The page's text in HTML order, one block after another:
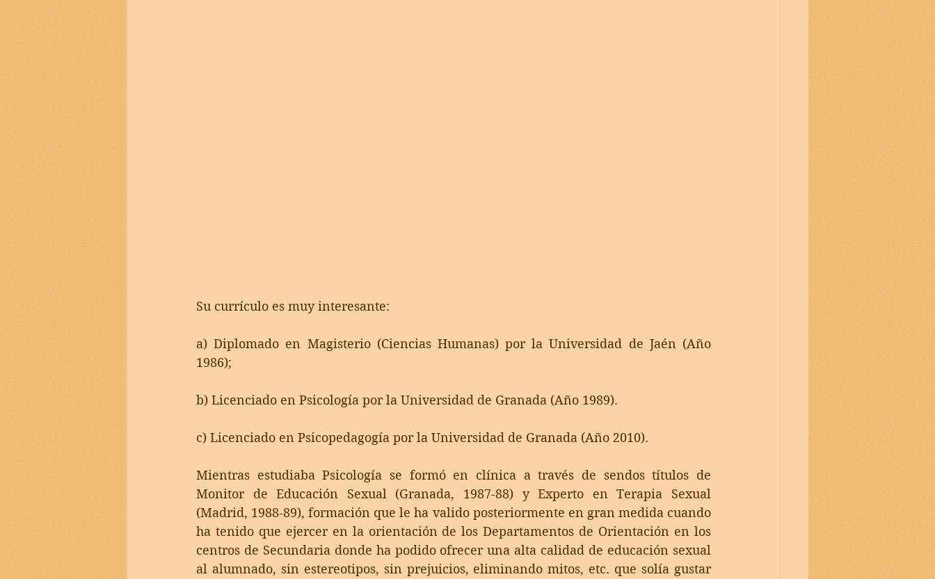
Su currículo es muy interesante:
a) Diplomado en Magisterio (Ciencias Humanas) por la Universidad de Jaén (Año
1986);
b) Licenciado en Psicología por la Universidad de Granada (Año 1989).
c) Licenciado en Psicopedagogía por la Universidad de Granada (Año 2010).
Mientras estudiaba Psicología se formó en clínica a través de sendos títulos de
Monitor de Educación Sexual (Granada, 1987-88) y Experto en Terapia Sexual
(Madrid, 1988-89), formación que le ha valido posteriormente en gran medida cuando
ha tenido que ejercer en la orientación de los Departamentos de Orientación en los
centros de Secundaria donde ha podido ofrecer una alta calidad de educación sexual
al alumnado, sin estereotipos, sin prejuicios, eliminando mitos, etc. que solía gustar